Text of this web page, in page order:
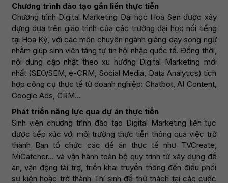
Chương trình đào tạo gắn liền thực tiễn
Chương trình Digital Marketing Đại học Hoa Sen được xây
dựng dựa trên giáo trình của các trường đại học nổi tiếng
tại Hoa Kỳ, với các môn chuyên ngành giảng dạy song ngữ
nhằm giúp sinh viên tăng tự tin hội nhập quốc tế. Đồng thời,
nội dung cập nhật theo xu hướng Digital Marketing mới
nhất (SEO/SEM, e-CRM, Social Media, Data Analytics) tích
hợp công cụ thực tế từ doanh nghiệp: Chatbot, AI Content,
Google Ads, CRM…
Phát triển năng lực qua dự án thực tiễn
Sinh viên chương trình đào tạo Digital Marketing liên tục
được tiếp xúc với môi trường thực tiễn thông qua việc trở
thành Ban tổ chức các đề án thực tế như TVCreate,
MiCatcher… và vận hành toàn bộ quy trình từ xây dựng đề
án, vận động tài trợ, triển khai truyền thông đến điều phối
sự kiện hoặc trở thành Thí sinh để thử thách tại các cuộc